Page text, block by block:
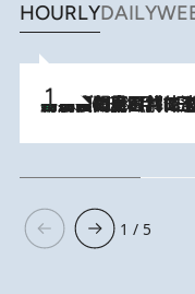
HOURLYDAILY
2026.8.8
「最後に見られてよかった」上野動物園の東園パンダ舎が解体前に特別公開。8月16日まで延長されたパネル展と共に辿る“半世紀”のパンダ飼育《解体工事の図面あり》
1 / 5